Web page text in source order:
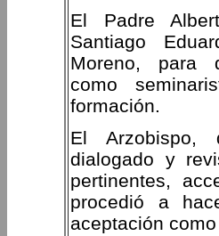
El Padre
Santiago
Moreno, para
como
formación.
El Arzobispo,
dialogado y
pertinentes,
procedió a
aceptación